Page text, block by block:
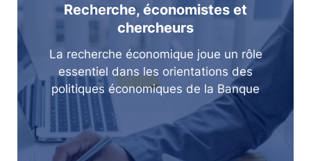
Recherche, économistes et
chercheurs
La recherche économique joue un rôle
essentiel dans les orientations des
politiques économiques de la Banque